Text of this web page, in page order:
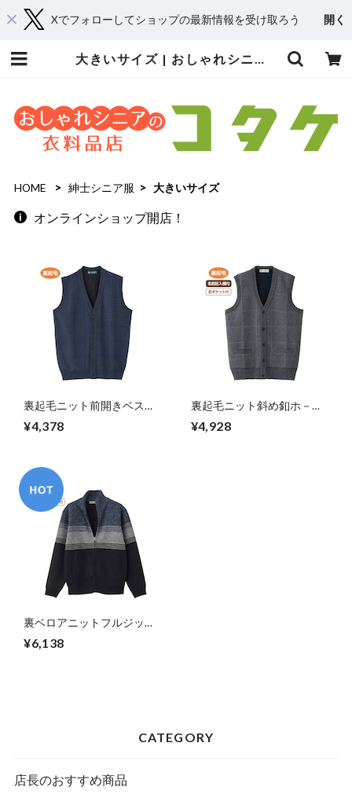
Xでフォローしてショップの最新情報を受け取ろう 開く
大きいサイズ | おしゃれシニアの衣料品店 コタケ
HOME 紳士シニア服 大きいサイズ
オンラインショップ開店！
裏起毛ニット前開きベスト
¥4,378
裏起毛ニット斜め釦ホ－ル
¥4,928
裏ベロアニットフルジップ
¥6,138
CATEGORY
店長のおすすめ商品